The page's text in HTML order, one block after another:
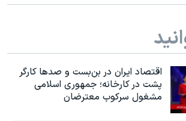
اقتصاد ایران در بن‌بست و صدها کارگر
پشت در کارخانه؛ جمهوری اسلامی
مشغول سرکوب معترضان